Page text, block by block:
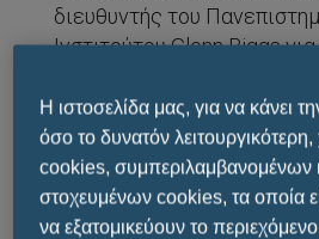
διευθυντής του
Ινστιτούτου Glenn Biggs
νόσους.
Ένα από τα πράγματα
γνωρίζουμε στις μέρες
Η ιστοσελίδα μας, για να κάνει
όσο το δυνατόν λειτουργικότερη,
cookies, συμπεριλαμβανομένων
στοχευμένων cookies, τα οποία
να εξατομικεύουν το